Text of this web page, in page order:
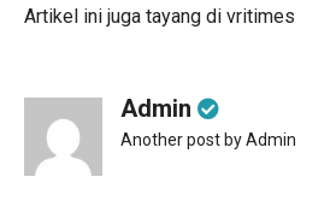
Artikel ini juga tayang di vritimes
Admin
Another post by Admin